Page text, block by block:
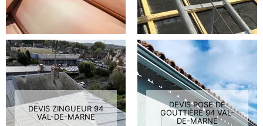
DEVIS ZINGUEUR 94
VAL-DE-MARNE
DEVIS POSE DE
GOUTTIÈRE 94 VAL-
DE-MARNE